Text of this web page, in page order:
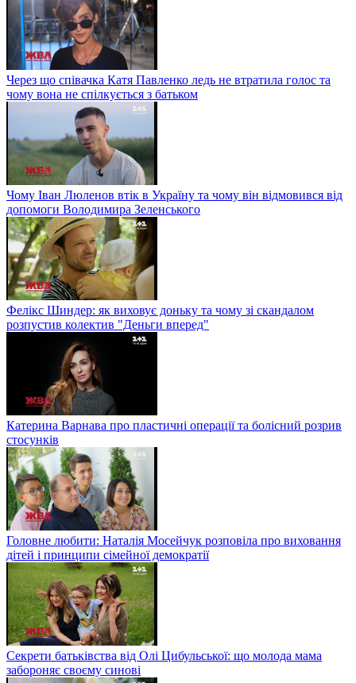
Через що співачка Катя Павленко ледь не втратила голос та
чому вона не спілкується з батьком
Чому Іван Люленов втік в Україну та чому він відмовився від
допомоги Володимира Зеленського
Фелікс Шиндер: як виховує доньку та чому зі скандалом
розпустив колектив "Деньги вперед"
Катерина Варнава про пластичні операції та болісний розрив
стосунків
Головне любити: Наталія Мосейчук розповіла про виховання
дітей і принципи сімейної демократії
Секрети батьківства від Олі Цибульської: що молода мама
забороняє своєму синові